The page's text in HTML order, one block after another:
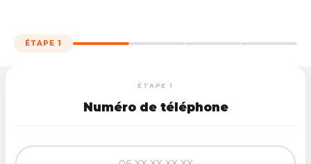
ÉTAPE 1
ÉTAPE 1
Numéro de téléphone